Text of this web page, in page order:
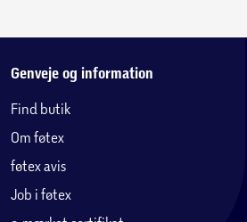
Genveje og information
Find butik
Om føtex
føtex avis
Job i føtex